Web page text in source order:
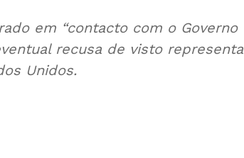
em “contacto com o Governo
recusa de visto representa
Unidos.